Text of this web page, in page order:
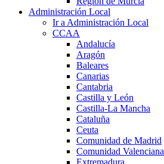
Administración Local
Ir a Administración Local
CCAA
Andalucía
Aragón
Baleares
Canarias
Cantabria
Castilla y León
Castilla-La Mancha
Cataluña
Ceuta
Comunidad de Madrid
Comunidad Valenciana
Extremadura